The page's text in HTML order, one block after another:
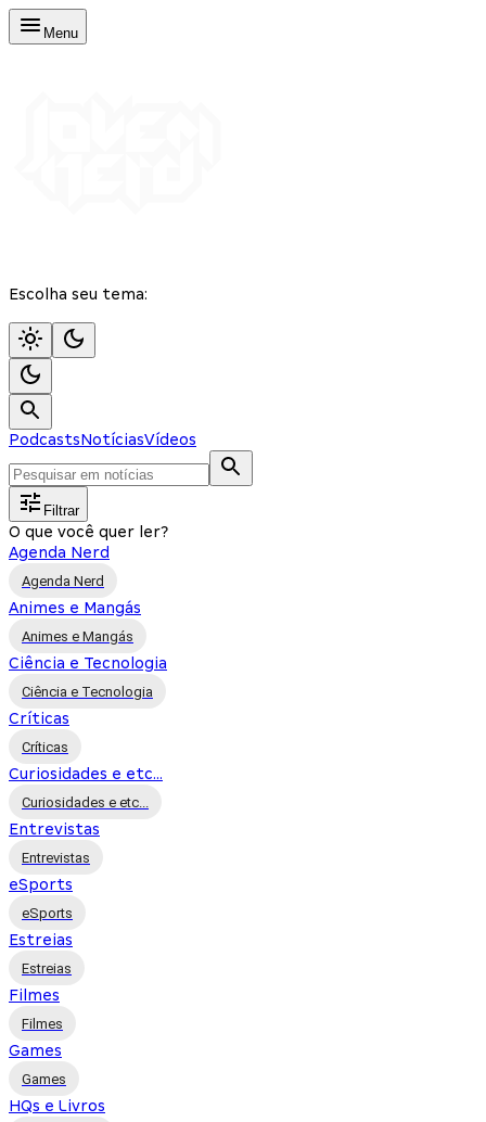
Menu
Escolha seu tema:
PodcastsNotíciasVídeos
Filtrar
O que você quer ler?
Agenda Nerd
Agenda Nerd
Animes e Mangás
Animes e Mangás
Ciência e Tecnologia
Ciência e Tecnologia
Críticas
Críticas
Curiosidades e etc...
Curiosidades e etc...
Entrevistas
Entrevistas
eSports
eSports
Estreias
Estreias
Filmes
Filmes
Games
Games
HQs e Livros